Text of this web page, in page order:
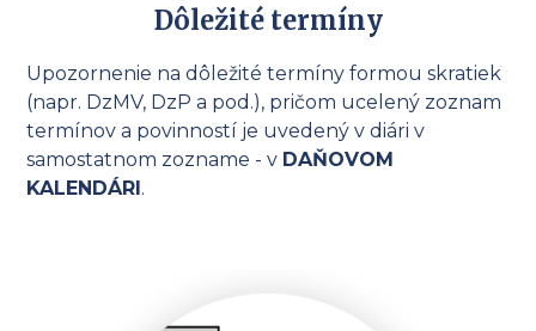
Dôležité termíny
Upozornenie na dôležité termíny formou skratiek
(napr. DzMV, DzP a pod.), pričom ucelený zoznam
termínov a povinností je uvedený v diári v
samostatnom zozname - v DAŇOVOM
KALENDÁRI.